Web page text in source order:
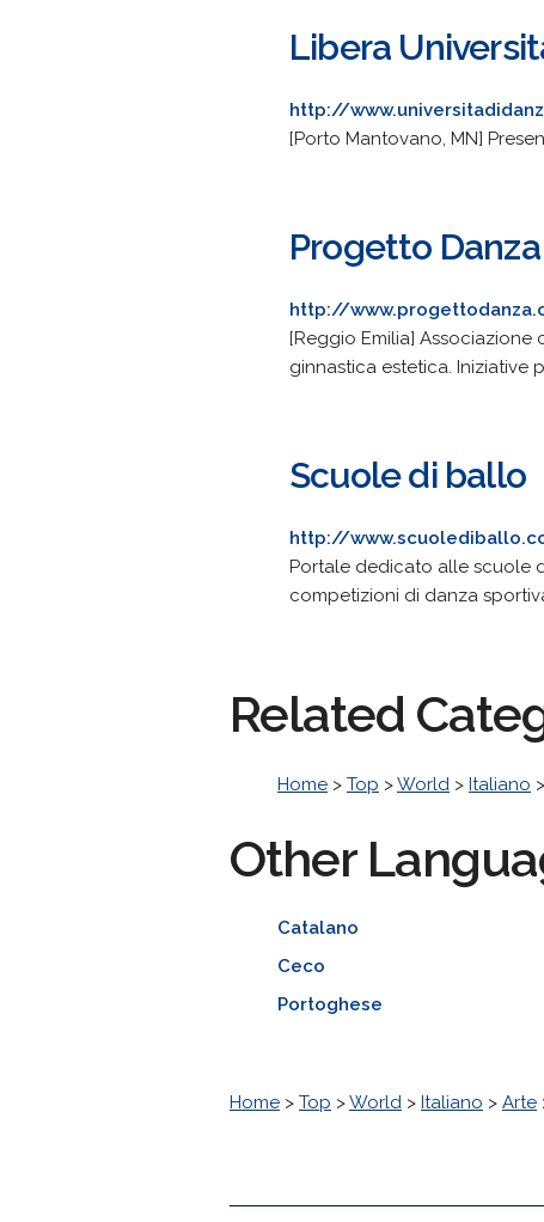
Libera
http://
[Porto Mantovano, MN]
Progetto Danza
http://
[Reggio Emilia]
ginnastica estetica. Iniziative
Scuole di ballo
http://
Portale dedicato alle scuole
competizioni di danza
Related
Home > Top >World > Italiano >
Other
Catalano
Ceco
Portoghese
Home > Top >World > Italiano > Arte